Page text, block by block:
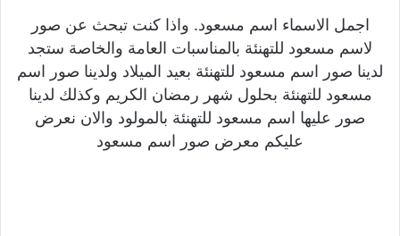
اجمل الاسماء اسم مسعود. واذا كنت تبحث عن صور
لاسم مسعود للتهنئة بالمناسبات العامة والخاصة ستجد
لدينا صور اسم مسعود للتهنئة بعيد الميلاد ولدينا صور اسم
مسعود للتهنئة بحلول شهر رمضان الكريم وكذلك لدينا
صور عليها اسم مسعود للتهنئة بالمولود والان نعرض
عليكم معرض صور اسم مسعود